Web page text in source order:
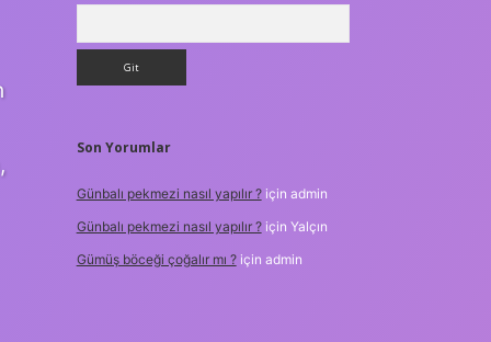
Son Yorumlar
Günbalı pekmezi nasıl yapılır ?için admin
Günbalı pekmezi nasıl yapılır ?için Yalçın
Gümüş böceği çoğalır mı ?için admin